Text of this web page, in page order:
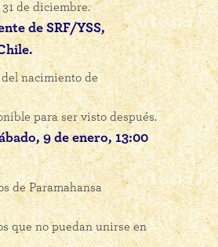
de diciembre.
de SRF/YSS,
nacimiento de
para ser visto después.
9 de enero, 13:00
de Paramahansa
que no puedan unirse en